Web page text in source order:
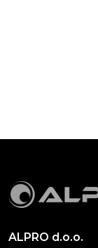
ALPRO d.o.o.